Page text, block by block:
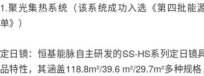
1.聚光集热系统（该系统成功入选《第四批能
单》）
定日镜：恒基能脉自主研发的SS-HS系列定日镜
品特性，其涵盖118.8m²/39.6 m²/29.7m²多种规